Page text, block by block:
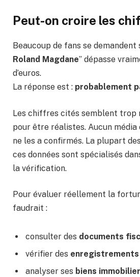
Peut-on croire les
Beaucoup de fans se demandent
Roland Magdane” dépasse
d’euros.
La réponse est : probablement
Les chiffres cités semblent trop
pour être réalistes. Aucun média
ne les a confirmés. La plupart
ces données sont spécialisés
la vérification.
Pour évaluer réellement la
faudrait :
consulter des documents
vérifier des enregistrements
analyser ses biens